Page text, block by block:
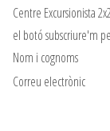
Centre Excursionista
el botó subscriure'm
Nom i cognoms
Correu electrònic